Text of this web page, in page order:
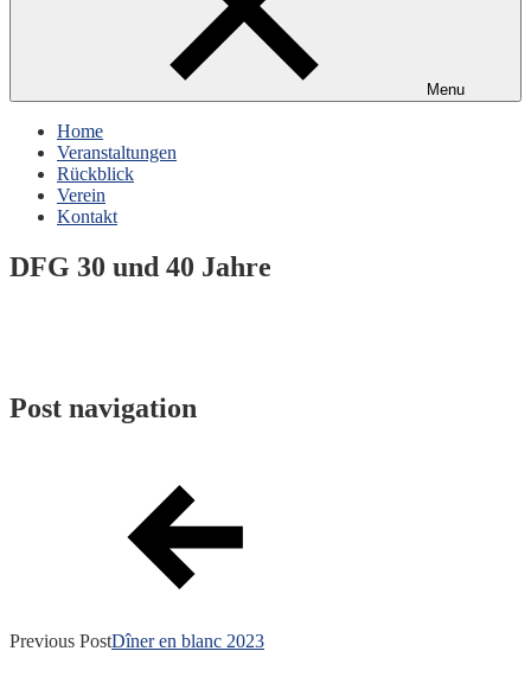
Menu
Home
Veranstaltungen
Rückblick
Verein
Kontakt
DFG 30 und 40 Jahre
Post navigation
Previous PostDîner en blanc 2023